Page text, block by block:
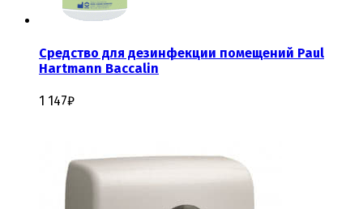
Средство для дезинфекции помещений Paul
Hartmann Baccalin
1 147₽